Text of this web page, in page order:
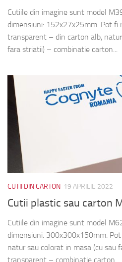
Cutiile din imagine sunt model
dimensiuni: 152x27x25mm. Pot fi
transparent – din carton alb,
fara striatii) – combinatie carton...
CUTII DIN CARTON 19 APRILIE 2022
Cutii plastic sau carton
Cutiile din imagine sunt model
dimensiuni: 300x300x150mm.
natur sau colorat in masa (cu sau
transparent – combinatie carton...